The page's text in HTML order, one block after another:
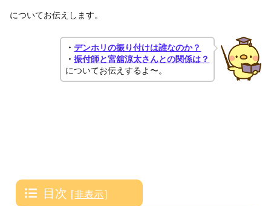
についてお伝えします。
・デンホリの振り付けは誰なのか？
・振付師と宮舘涼太さんとの関係は？
についてお伝えするよ〜。
目次 [非表示]